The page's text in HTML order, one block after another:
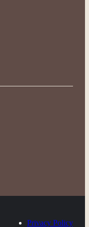
Privacy Policy